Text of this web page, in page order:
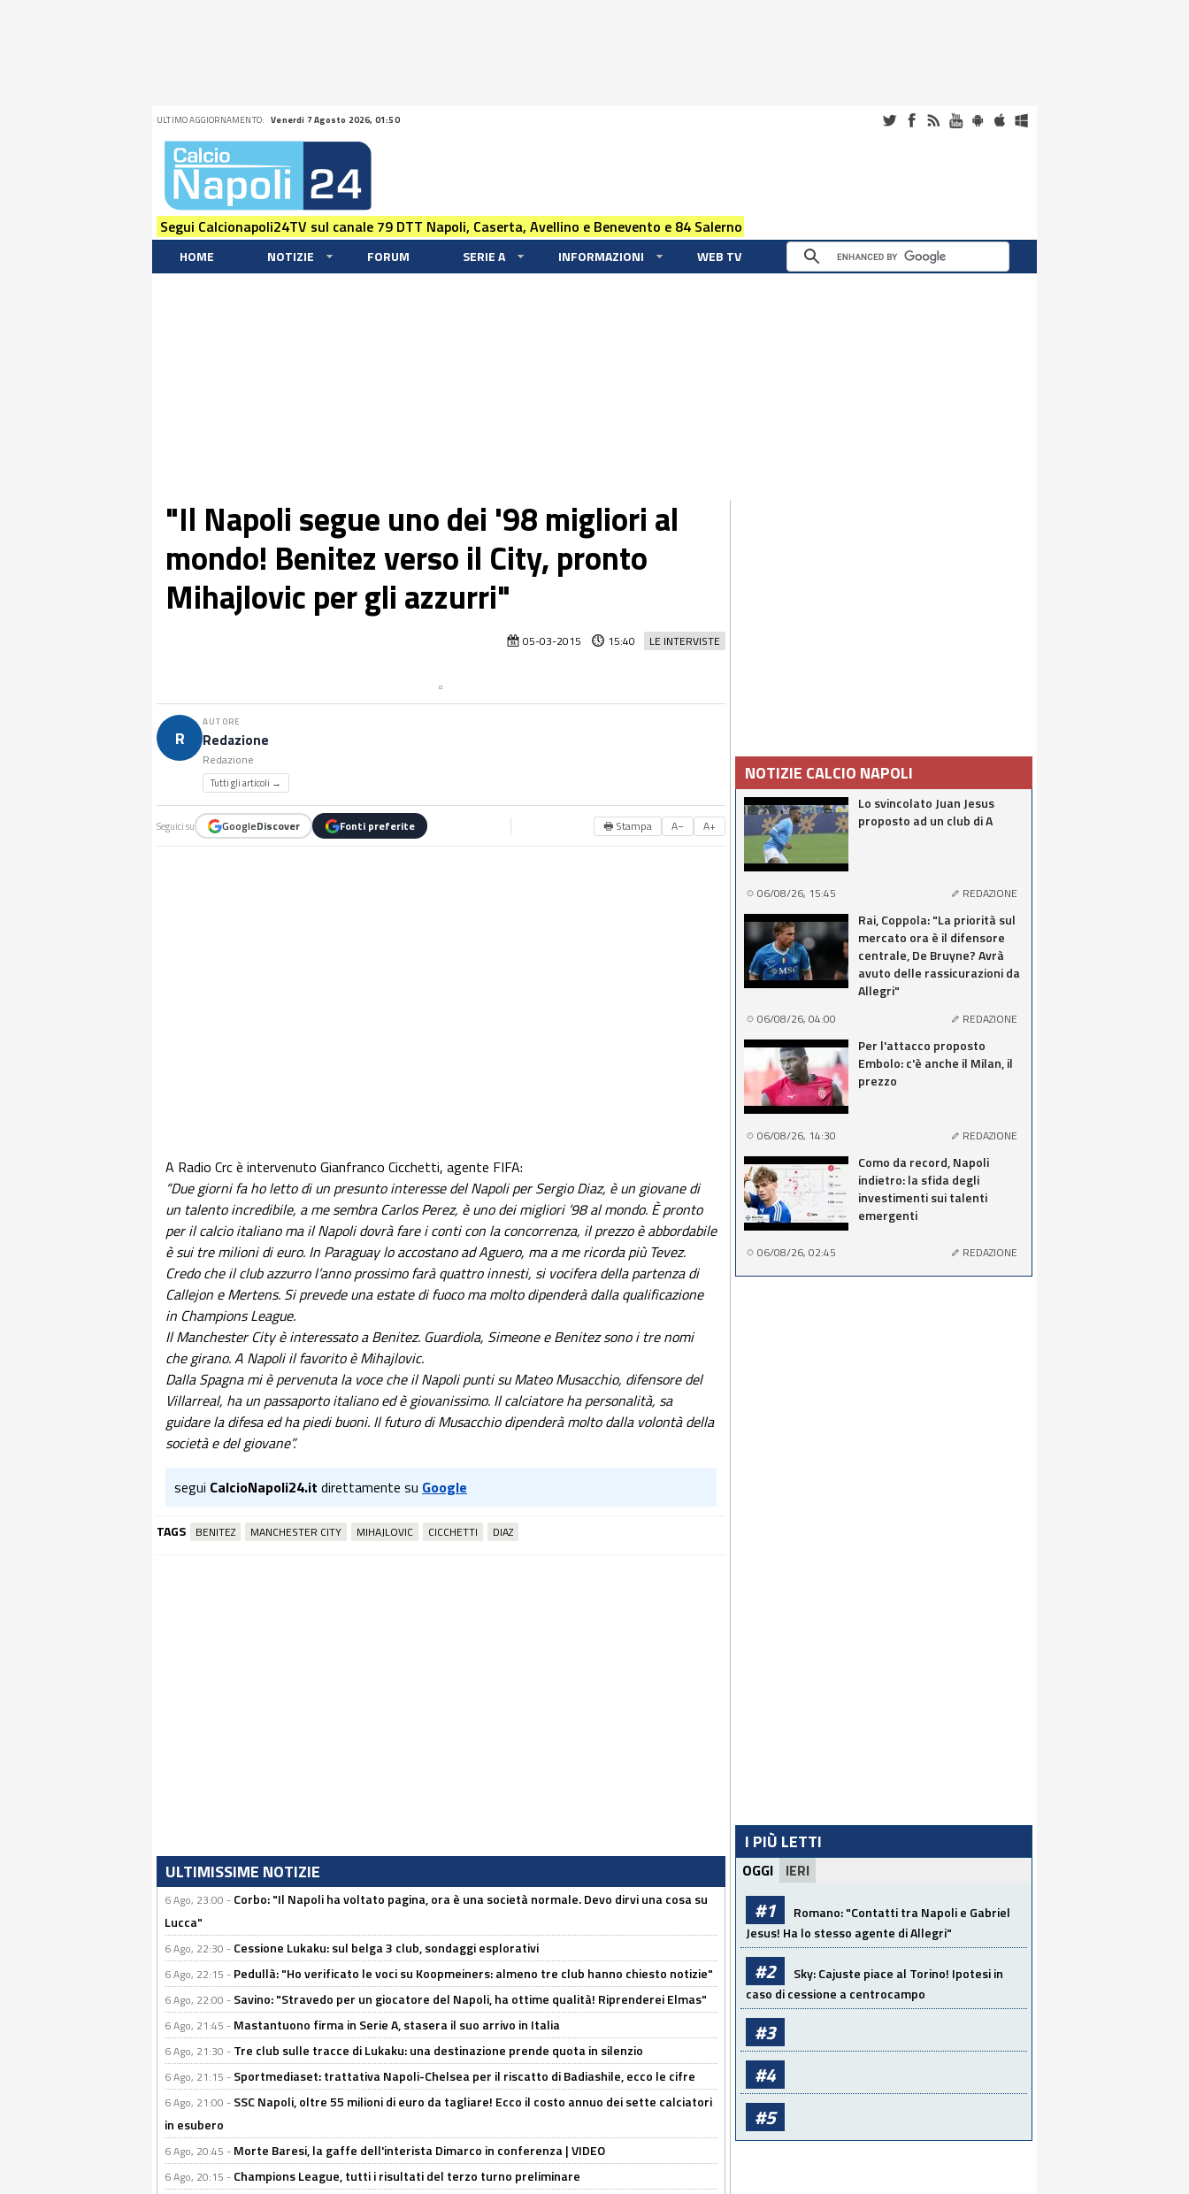
ULTIMO AGGIORNAMENTO: Venerdi 7 Agosto 2026, 01:50
Segui Calcionapoli24TV sul canale 79 DTT Napoli, Caserta, Avellino e Benevento e 84 Salerno
HOME NOTIZIE FORUM SERIE A INFORMAZIONI WEB TV
"Il Napoli segue uno dei '98 migliori al
mondo! Benitez verso il City, pronto
Mihajlovic per gli azzurri"
LE INTERVISTE
05-03-2015 15:40
R
AUTORE
Redazione
Redazione
Tutti gli articoli →
Seguici su GoogleDiscover Fonti preferite 🖶 Stampa A− A+
A Radio Crc è intervenuto Gianfranco Cicchetti, agente FIFA:
“Due giorni fa ho letto di un presunto interesse del Napoli per Sergio Diaz, è un giovane di
un talento incredibile, a me sembra Carlos Perez, è uno dei migliori ’98 al mondo. È pronto
per il calcio italiano ma il Napoli dovrà fare i conti con la concorrenza, il prezzo è abbordabile
è sui tre milioni di euro. In Paraguay lo accostano ad Aguero, ma a me ricorda più Tevez.
Credo che il club azzurro l’anno prossimo farà quattro innesti, si vocifera della partenza di
Callejon e Mertens. Si prevede una estate di fuoco ma molto dipenderà dalla qualificazione
in Champions League.
Il Manchester City è interessato a Benitez. Guardiola, Simeone e Benitez sono i tre nomi
che girano. A Napoli il favorito è Mihajlovic.
Dalla Spagna mi è pervenuta la voce che il Napoli punti su Mateo Musacchio, difensore del
Villarreal, ha un passaporto italiano ed è giovanissimo. Il calciatore ha personalità, sa
guidare la difesa ed ha piedi buoni. Il futuro di Musacchio dipenderà molto dalla volontà della
società e del giovane”.
segui CalcioNapoli24.it direttamente su Google
TAGS BENITEZ MANCHESTER CITY MIHAJLOVIC CICCHETTI DIAZ
ULTIMISSIME NOTIZIE
6 Ago, 23:00 - Corbo: "Il Napoli ha voltato pagina, ora è una società normale. Devo dirvi una cosa su
Lucca"
6 Ago, 22:30 - Cessione Lukaku: sul belga 3 club, sondaggi esplorativi
6 Ago, 22:15 - Pedullà: "Ho verificato le voci su Koopmeiners: almeno tre club hanno chiesto notizie"
6 Ago, 22:00 - Savino: "Stravedo per un giocatore del Napoli, ha ottime qualità! Riprenderei Elmas"
6 Ago, 21:45 - Mastantuono firma in Serie A, stasera il suo arrivo in Italia
6 Ago, 21:30 - Tre club sulle tracce di Lukaku: una destinazione prende quota in silenzio
6 Ago, 21:15 - Sportmediaset: trattativa Napoli-Chelsea per il riscatto di Badiashile, ecco le cifre
6 Ago, 21:00 - SSC Napoli, oltre 55 milioni di euro da tagliare! Ecco il costo annuo dei sette calciatori
in esubero
6 Ago, 20:45 - Morte Baresi, la gaffe dell'interista Dimarco in conferenza | VIDEO
6 Ago, 20:15 - Champions League, tutti i risultati del terzo turno preliminare
NOTIZIE CALCIO NAPOLI
Lo svincolato Juan Jesus
proposto ad un club di A
06/08/26, 15:45 REDAZIONE
Rai, Coppola: "La priorità sul
mercato ora è il difensore
centrale, De Bruyne? Avrà
avuto delle rassicurazioni da
Allegri"
06/08/26, 04:00 REDAZIONE
Per l'attacco proposto
Embolo: c'è anche il Milan, il
prezzo
06/08/26, 14:30 REDAZIONE
Como da record, Napoli
indietro: la sfida degli
investimenti sui talenti
emergenti
06/08/26, 02:45 REDAZIONE
I PIÙ LETTI
OGGI IERI
#1
Romano: "Contatti tra Napoli e Gabriel
Jesus! Ha lo stesso agente di Allegri"
#2
Sky: Cajuste piace al Torino! Ipotesi in
caso di cessione a centrocampo
#3
#4
#5